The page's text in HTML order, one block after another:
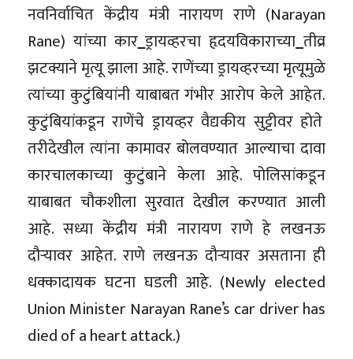
नवनिर्वाचित केंद्रीय मंत्री नारायण राणे (Narayan
Rane) यांच्या कार ड्रायव्हरचा हृदयविकाराच्या तीव्र
झटक्याने मृत्यू झाला आहे. राणेंच्या ड्रायव्हरच्या मृत्यूमुळे
त्यांच्या कुटुंबियांनी याबाबत गंभीर आरोप केले आहेत.
कुटुंबियांकडून राणेंचे ड्रायव्हर वैद्यकीय सुट्टीवर होते
तरीदेखील त्यांना कामावर बोलवण्यात आल्याचा दावा
कारचालकाच्या कुटुंबाने केला आहे. पोलिसांकडून
याबाबत चौकशीला सुरवात देखील करण्यात आली
आहे. सध्या केंद्रीय मंत्री नारायण राणे हे लखनऊ
दौऱ्यावर आहेत. राणे लखनऊ दौऱ्यावर असताना ही
धक्कादायक घटना घडली आहे. (Newly elected
Union Minister Narayan Rane’s car driver has
died of a heart attack.)